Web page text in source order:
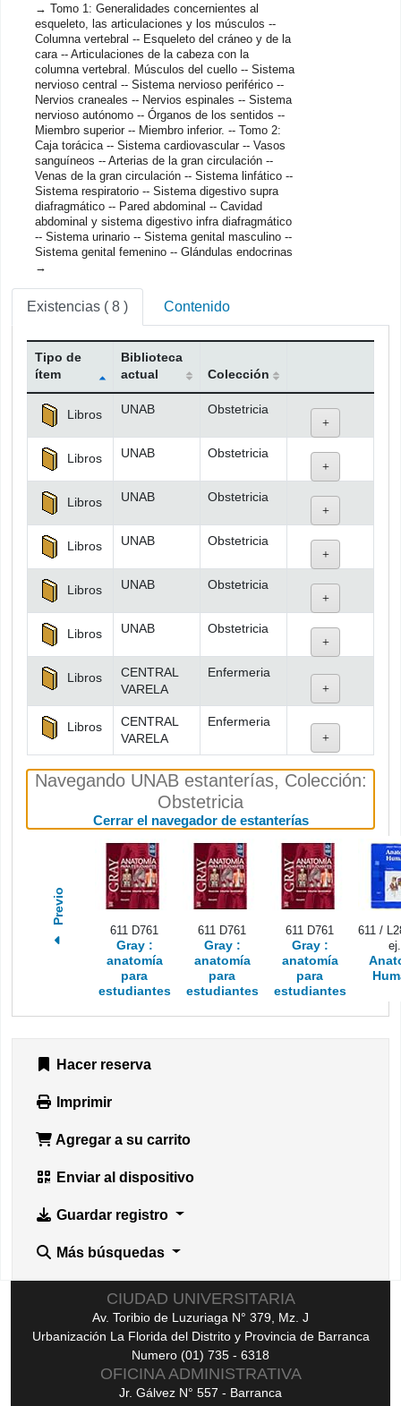
Tomo 1: Generalidades concernientes al
esqueleto, las articulaciones y los músculos --
Columna vertebral -- Esqueleto del cráneo y de la
cara -- Articulaciones de la cabeza con la
columna vertebral. Músculos del cuello -- Sistema
nervioso central -- Sistema nervioso periférico --
Nervios craneales -- Nervios espinales -- Sistema
nervioso autónomo -- Órganos de los sentidos --
Miembro superior -- Miembro inferior. -- Tomo 2:
Caja torácica -- Sistema cardiovascular -- Vasos
sanguíneos -- Arterias de la gran circulación --
Venas de la gran circulación -- Sistema linfático --
Sistema respiratorio -- Sistema digestivo supra
diafragmático -- Pared abdominal -- Cavidad
abdominal y sistema digestivo infra diafragmático
-- Sistema urinario -- Sistema genital masculino --
Sistema genital femenino -- Glándulas endocrinas
Existencias ( 8 ) Contenido
Existencias
Tipo de
ítem
Biblioteca
actual
Colección
Libros UNAB Obstetricia
Libros UNAB Obstetricia
Libros UNAB Obstetricia
Libros UNAB Obstetricia
Libros UNAB Obstetricia
Libros UNAB Obstetricia
Libros
CENTRAL
VARELA
Enfermeria
Libros
CENTRAL
VARELA
Enfermeria
Navegando UNAB estanterías, Colección:
Obstetricia
Cerrar el navegador de estanterías(Oculta el
Previo
611 D761
Gray :
anatomía
para
estudiantes
611 D761
Gray :
anatomía
para
estudiantes
611 D761
Gray :
anatomía
para
estudiantes
611 /
Hacer reserva
Imprimir
Agregar a su carrito
Enviar al dispositivo
Guardar registro
Más búsquedas
CIUDAD UNIVERSITARIA
Av. Toribio de Luzuriaga N° 379, Mz. J
Urbanización La Florida del Distrito y Provincia de Barranca
Numero (01) 735 - 6318
OFICINA ADMINISTRATIVA
Jr. Gálvez N° 557 - Barranca